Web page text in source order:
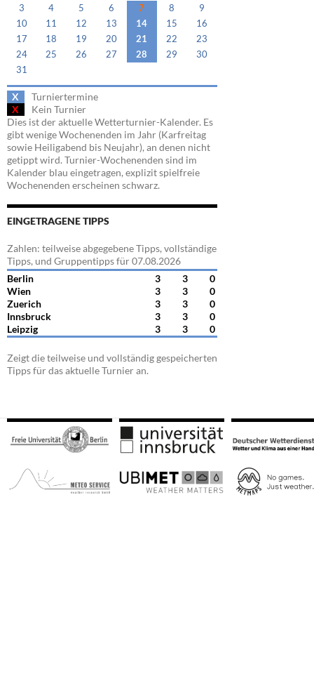
3
4 5 6 7 8
9
10
11 12 13 14 15
16
17
18 19 20 21 22
23
24
25 26 27 28 29
30
31
X
Turniertermine
X
Kein Turnier
Dies ist der aktuelle Wetterturnier-Kalender. Es
gibt wenige Wochenenden im Jahr (Karfreitag
sowie Heiligabend bis Neujahr), an denen nicht
getippt wird. Turnier-Wochenenden sind im
Kalender blau eingetragen, explizit spielfreie
Wochenenden erscheinen schwarz.
EINGETRAGENE TIPPS
Zahlen: teilweise abgegebene Tipps, vollständige
Tipps, und Gruppentipps für 07.08.2026
Berlin
3 3
0
Wien
3 3
0
Zuerich
3 3
0
Innsbruck
3 3
0
Leipzig
3 3 0
Zeigt die teilweise und vollständig gespeicherten
Tipps für das aktuelle Turnier an.